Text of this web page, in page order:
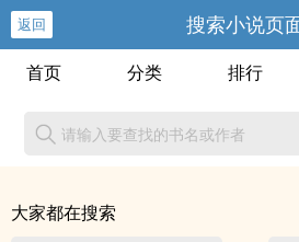
返回 搜索小说页
首页 分类 排行
大家都在搜索